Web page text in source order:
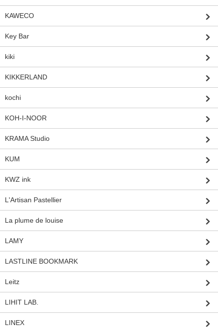
KAWECO
Key Bar
kiki
KIKKERLAND
kochi
KOH-I-NOOR
KRAMA Studio
KUM
KWZ ink
L'Artisan Pastellier
La plume de louise
LAMY
LASTLINE BOOKMARK
Leitz
LIHIT LAB.
LINEX